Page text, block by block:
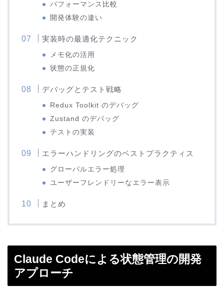
パフォーマンス比較
開発体験の違い
実装時の最適化テクニック
メモ化の活用
状態の正規化
デバッグとテスト戦略
Redux Toolkit のデバッグ
Zustand のデバッグ
テストの実装
エラーハンドリングのベストプラクティス
グローバルエラー処理
ユーザーフレンドリーなエラー表示
まとめ
Claude Codeによる状態管理の開発
アプローチ